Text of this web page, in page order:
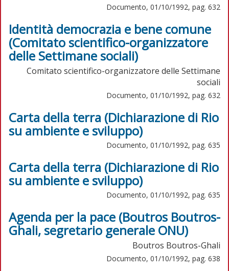
Documento, 01/10/1992, pag. 632
Identità democrazia e bene comune
(Comitato scientifico-organizzatore
delle Settimane sociali)
Comitato scientifico-organizzatore delle Settimane
sociali
Documento, 01/10/1992, pag. 632
Carta della terra (Dichiarazione di Rio
su ambiente e sviluppo)
Documento, 01/10/1992, pag. 635
Carta della terra (Dichiarazione di Rio
su ambiente e sviluppo)
Documento, 01/10/1992, pag. 635
Agenda per la pace (Boutros Boutros-
Ghali, segretario generale ONU)
Boutros Boutros-Ghali
Documento, 01/10/1992, pag. 638